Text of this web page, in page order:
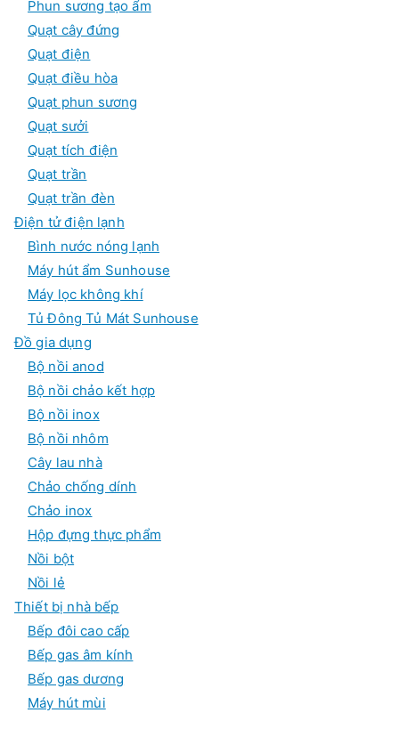
Phun sương tạo ẩm
Quạt cây đứng
Quạt điện
Quạt điều hòa
Quạt phun sương
Quạt sưởi
Quạt tích điện
Quạt trần
Quạt trần đèn
Điện tử điện lạnh
Bình nước nóng lạnh
Máy hút ẩm Sunhouse
Máy lọc không khí
Tủ Đông Tủ Mát Sunhouse
Đồ gia dụng
Bộ nồi anod
Bộ nồi chảo kết hợp
Bộ nồi inox
Bộ nồi nhôm
Cây lau nhà
Chảo chống dính
Chảo inox
Hộp đựng thực phẩm
Nồi bột
Nồi lẻ
Thiết bị nhà bếp
Bếp đôi cao cấp
Bếp gas âm kính
Bếp gas dương
Máy hút mùi